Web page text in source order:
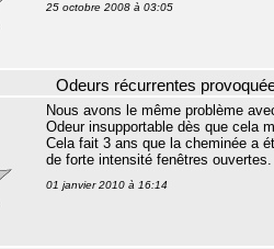
25 octobre 2008 à 03:05
Odeurs récurrentes
Nous avons le même problème
Odeur insupportable dès que cela
Cela fait 3 ans que la cheminée a
de forte intensité fenêtres ouvertes.
01 janvier 2010 à 16:14